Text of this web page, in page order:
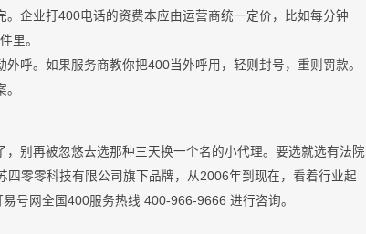
企业打400电话的资费本应由运营商统一定价，比如每分钟
里。
呼。如果服务商教你把400当外呼用，轻则封号，重则罚款。
别再被忽悠去选那种三天换一个名的小代理。要选就选有法院
零零科技有限公司旗下品牌，从2006年到现在，看着行业起
号网全国400服务热线 400-966-9666 进行咨询。